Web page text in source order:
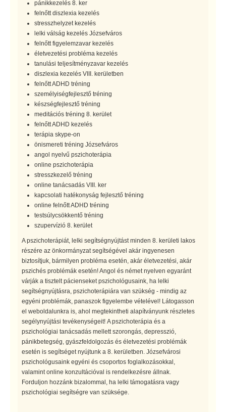
pánikkezelés 8. ker
felnőtt diszlexia kezelés
stresszhelyzet kezelés
lelki válság kezelés Józsefváros
felnőtt figyelemzavar kezelés
életvezetési probléma kezelés
tanulási teljesítményzavar kezelés
diszlexia kezelés VIII. kerületben
felnőtt ADHD tréning
személyiségfejlesztő tréning
készségfejlesztő tréning
meditációs tréning 8. kerület
felnőtt ADHD kezelés
terápia skype-on
önismereti tréning Józsefváros
angol nyelvű pszichoterápia
online pszichoterápia
stresszkezelő tréning
online tanácsadás VIII. ker
kapcsolati hatékonyság fejlesztő tréning
online felnőtt ADHD tréning
testsúlycsökkentő tréning
szupervízió 8. kerület
A pszichoterápiát, lelki segítségnyújtást minden 8. kerületi lakos
részére az önkormányzat segítségével akár ingyenesen
biztosítjuk, bármilyen probléma esetén, akár életvezetési, akár
pszichés problémák esetén! Angol és német nyelven egyaránt
várják a tisztelt pácienseket pszichológusaink, ha lelki
segítségnyújtásra, pszichoterápiára van szükség - mindig az
egyéni problémák, panaszok figyelembe vételével! Látogasson
el weboldalunkra is, ahol megtekintheti alapítványunk részletes
segélynyújtási tevékenységeit! A pszichoterápia és a
pszichológiai tanácsadás mellett szorongás, depresszió,
pánikbetegség, gyászfeldolgozás és életvezetési problémák
esetén is segítséget nyújtunk a 8. kerületben. Józsefvárosi
pszichológusaink egyéni és csoportos foglalkozásokkal,
valamint online konzultációval is rendelkezésre állnak.
Forduljon hozzánk bizalommal, ha lelki támogatásra vagy
pszichológiai segítségre van szüksége.